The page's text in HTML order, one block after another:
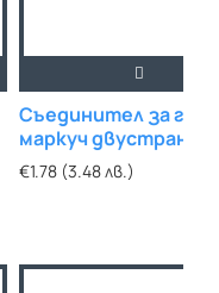
Съединител за
маркуч двустранен
€1.78 (3.48 лв.)